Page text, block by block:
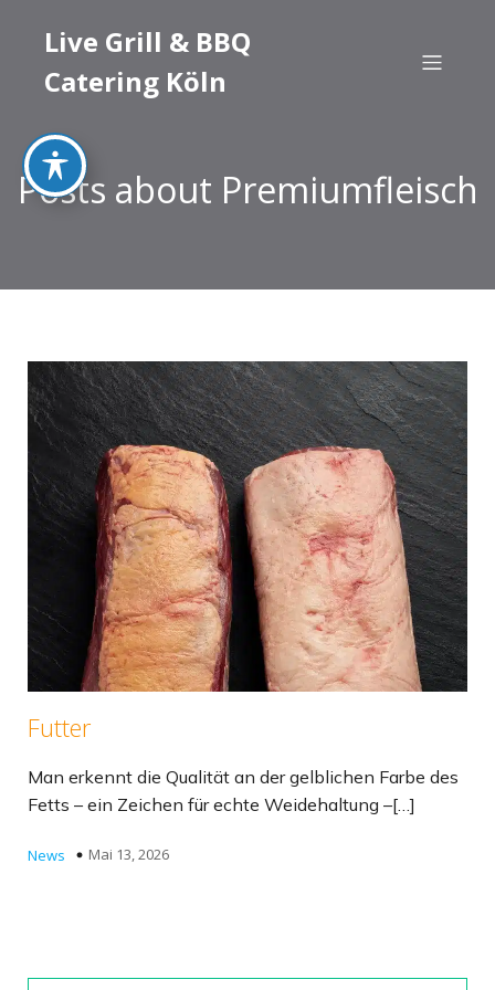
Live Grill & BBQ
Catering Köln
Posts about Premiumfleisch
Futter
Man erkennt die Qualität an der gelblichen Farbe des
Fetts – ein Zeichen für echte Weidehaltung –[…]
News Mai 13, 2026